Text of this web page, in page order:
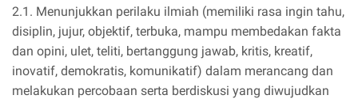
2.1. Menunjukkan perilaku ilmiah (memiliki rasa ingin tahu,
disiplin, jujur, objektif, terbuka, mampu membedakan fakta
dan opini, ulet, teliti, bertanggung jawab, kritis, kreatif,
inovatif, demokratis, komunikatif) dalam merancang dan
melakukan percobaan serta berdiskusi yang diwujudkan